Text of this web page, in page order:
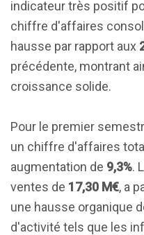
indicateur très positif
chiffre d'affaires
hausse par rapport aux
précédente, montrant
croissance solide.
Pour le premier
un chiffre d'affaires
augmentation de 9,3%.
ventes de 17,30 M€, a
une hausse organique
d'activité tels que les